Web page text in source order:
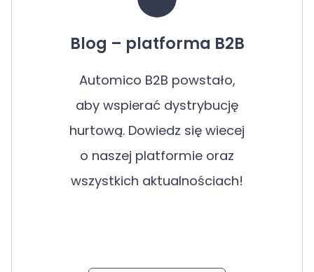
Blog – platforma B2B
Automico B2B powstało,
aby wspierać dystrybucję
hurtową. Dowiedz się wiecej
o naszej platformie oraz
wszystkich aktualnościach!